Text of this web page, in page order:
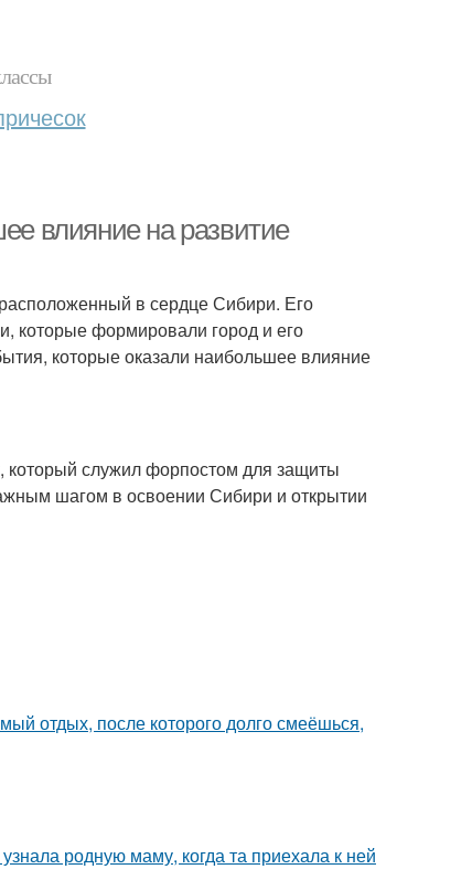
влияние на развитие
в сердце Сибири. Его
которые формировали город и его
которые оказали наибольшее влияние
который служил форпостом для защиты
шагом в освоении Сибири и открытии
отдых, после которого долго смеёшься,
родную маму, когда та приехала к ней